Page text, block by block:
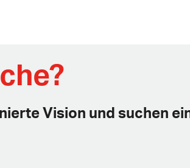
Vision und suchen